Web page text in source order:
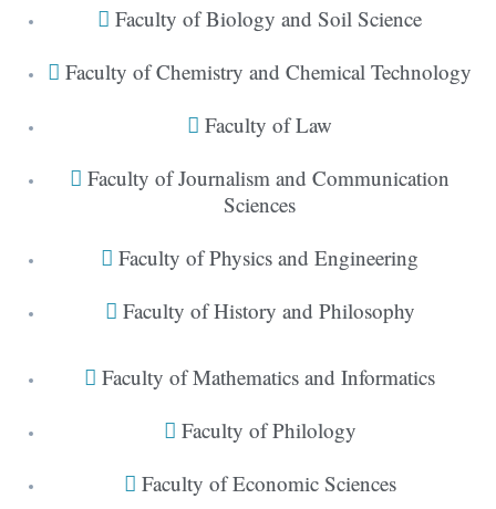
Faculty of Biology and Soil Science
Faculty of Chemistry and Chemical Technology
Faculty of Law
Faculty of Journalism and Communication
Sciences
Faculty of Physics and Engineering
Faculty of History and Philosophy
Faculty of Mathematics and Informatics
Faculty of Philology
Faculty of Economic Sciences